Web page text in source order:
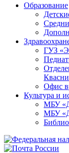
Образование
ГУЗ
Офис
Культура и
МБУ
МБУ